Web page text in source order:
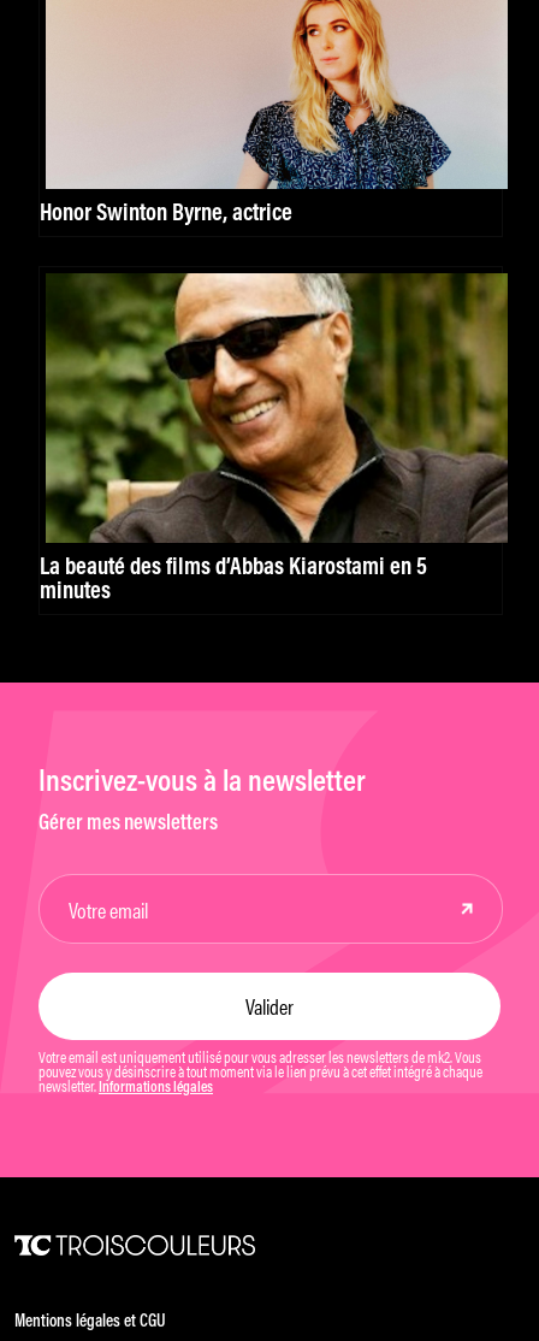
Honor Swinton Byrne, actrice
La beauté des films d’Abbas Kiarostami en 5
minutes
Inscrivez-vous à la newsletter
Gérer mes newsletters
Votre email est uniquement utilisé pour vous adresser les newsletters de mk2. Vous
pouvez vous y désinscrire à tout moment via le lien prévu à cet effet intégré à chaque
newsletter. Informations légales
Mentions légales et CGU